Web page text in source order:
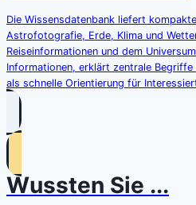
Die Wissensdatenbank liefert
Astrofotografie, Erde, Klima und
Reiseinformationen und dem
Informationen, erklärt zentrale Begriffe
als schnelle Orientierung für
Wussten Sie ...